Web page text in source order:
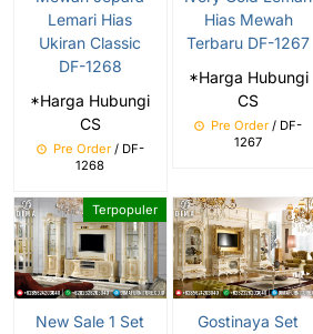
Lemari Hias
Ukiran Classic
DF-1268
*Harga Hubungi
CS
Pre Order/ DF-
1268
Hias Mewah
Terbaru DF-1267
*Harga Hubungi
CS
Pre Order / DF-
1267
Terpopuler
New Sale 1 Set
Gostinaya Set